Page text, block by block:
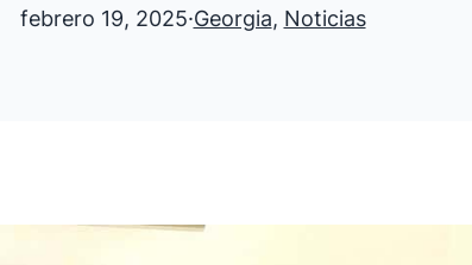
febrero 19, 2025·Georgia, Noticias